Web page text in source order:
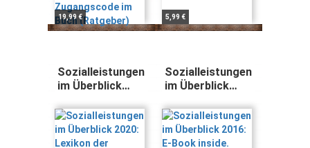
19,99 € 5,99 €
Sozialleistungen
im Überblick
der Ansprüche
und Leistungen
(Ratgeber)
Sozialleistungen
im Überblick
inside.
Zugangscode im
Buch (Ratgeber)